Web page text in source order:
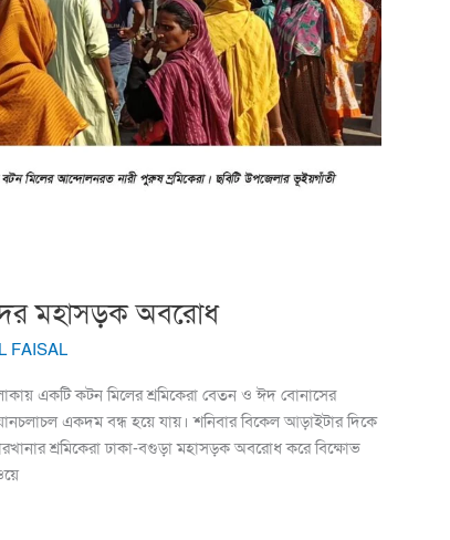
মহাসড়ক অবরোধ
FAISAL
একটি কটন মিলের শ্রমিকেরা বেতন ও ঈদ বোনাসের
একদম বন্ধ হয়ে যায়। শনিবার বিকেল আড়াইটার দিকে
শ্রমিকেরা ঢাকা-বগুড়া মহাসড়ক অবরোধ করে বিক্ষোভ